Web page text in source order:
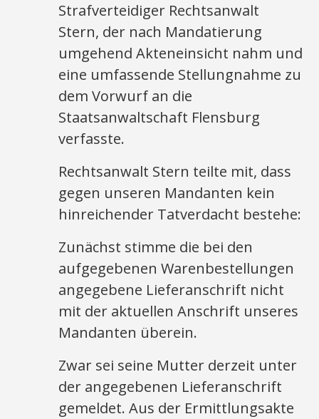
Strafverteidiger Rechtsanwalt
Stern, der nach Mandatierung
umgehend Akteneinsicht nahm und
eine umfassende Stellungnahme zu
dem Vorwurf an die
Staatsanwaltschaft Flensburg
verfasste.
Rechtsanwalt Stern teilte mit, dass
gegen unseren Mandanten kein
hinreichender Tatverdacht bestehe:
Zunächst stimme die bei den
aufgegebenen Warenbestellungen
angegebene Lieferanschrift nicht
mit der aktuellen Anschrift unseres
Mandanten überein.
Zwar sei seine Mutter derzeit unter
der angegebenen Lieferanschrift
gemeldet. Aus der Ermittlungsakte